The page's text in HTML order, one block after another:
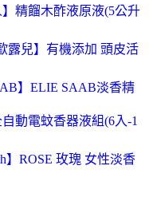
精餾木酢液原液(5公升
露兒】有機添加 頭皮活
】ELIE SAAB淡香精
動電蚊香器液組(6入-1
】ROSE 玫瑰 女性淡香